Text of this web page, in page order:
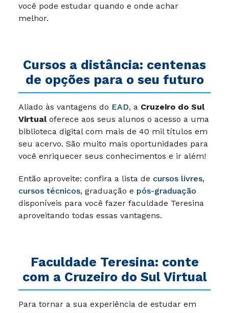
você pode estudar quando e onde achar
melhor.
Cursos a distância: centenas
de opções para o seu futuro
Aliado às vantagens do EAD, a Cruzeiro do Sul
Virtualoferece aos seus alunos o acesso a uma
biblioteca digital com mais de 40 mil títulos em
seu acervo. São muito mais oportunidades para
você enriquecer seus conhecimentos e ir além!
Então aproveite: confira a lista de cursos livres,
cursos técnicos, graduação e pós-graduação
disponíveis para você fazer faculdade Teresina
aproveitando todas essas vantagens.
Faculdade Teresina: conte
com a Cruzeiro do Sul Virtual
Para tornar a sua experiência de estudar em